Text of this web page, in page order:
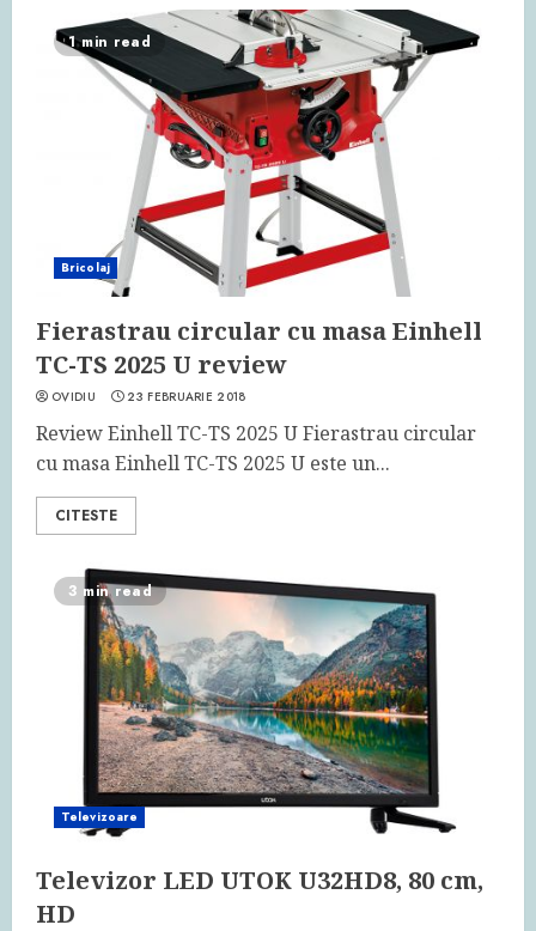
1 min read
Bricolaj
Fierastrau circular cu masa Einhell
TC-TS 2025 U review
OVIDIU 23 FEBRUARIE 2018
Review Einhell TC-TS 2025 U Fierastrau circular
cu masa Einhell TC-TS 2025 U este un...
CITESTE
3 min read
Televizoare
Televizor LED UTOK U32HD8, 80 cm,
HD